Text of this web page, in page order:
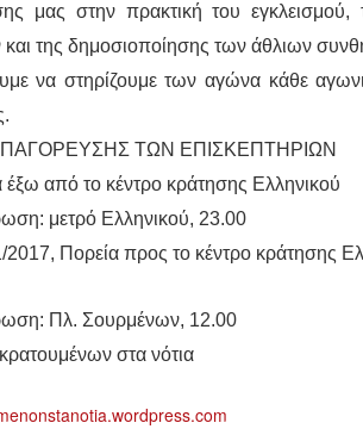
μας στην πρακτική του
της δημοσιοποίησης των άθλιων
να στηρίζουμε των αγώνα κάθε
ΤΩΝ ΕΠΙΣΚΕΠΤΗΡΙΩΝ
από το κέντρο κράτησης Ελληνικού
μετρό Ελληνικού, 23.00
Πορεία προς το κέντρο κράτησης
Πλ. Σουρμένων, 12.00
στα νότια